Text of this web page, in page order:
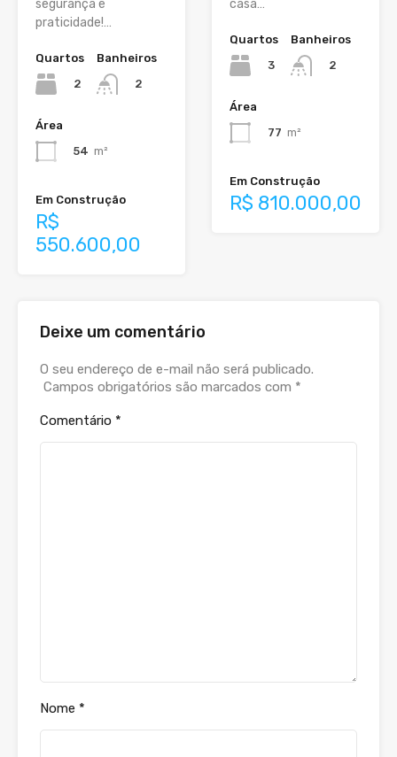
segurança e
praticidade!…
Quartos
2
Banheiros
2
Área
54 m²
Em Construção
R$
550.600,00
casa…
Quartos
3
Banheiros
2
Área
77 m²
Em Construção
R$ 810.000,00
Deixe um comentário
O seu endereço de e-mail não será publicado.
Campos obrigatórios são marcados com *
Comentário *
Nome *